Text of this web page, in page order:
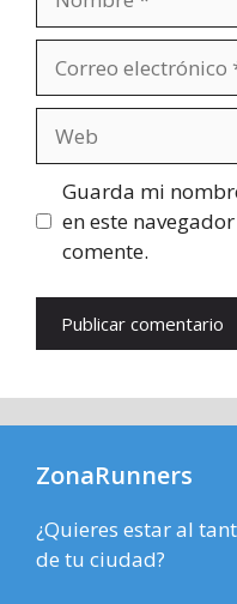
electrónico
Guarda mi
en este
comente.
ZonaRunners
¿Quieres estar al
de tu ciudad?